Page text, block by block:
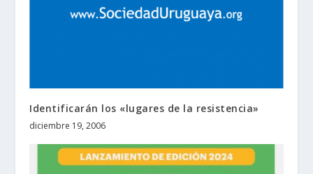
Identificarán los «lugares de la resistencia»
diciembre 19, 2006